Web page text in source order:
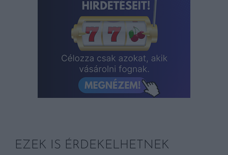
EZEK IS ÉRDEKELHETNEK